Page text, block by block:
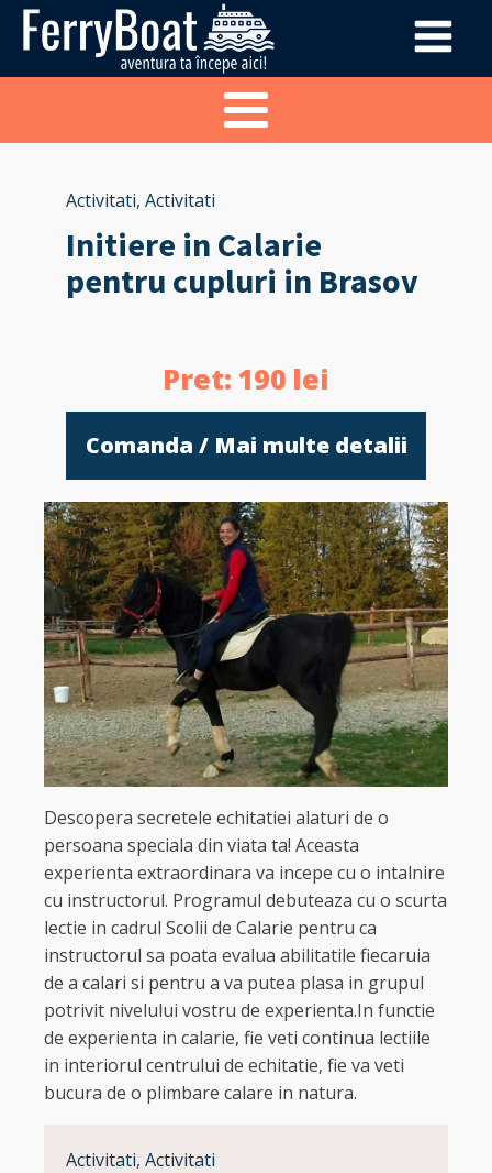
Activitati, Activitati
Initiere in Calarie
pentru cupluri in Brasov
Pret: 190 lei
Comanda / Mai multe detalii
Descopera secretele echitatiei alaturi de o
persoana speciala din viata ta! Aceasta
experienta extraordinara va incepe cu o intalnire
cu instructorul. Programul debuteaza cu o scurta
lectie in cadrul Scolii de Calarie pentru ca
instructorul sa poata evalua abilitatile fiecaruia
de a calari si pentru a va putea plasa in grupul
potrivit nivelului vostru de experienta.In functie
de experienta in calarie, fie veti continua lectiile
in interiorul centrului de echitatie, fie va veti
bucura de o plimbare calare in natura.
Activitati, Activitati